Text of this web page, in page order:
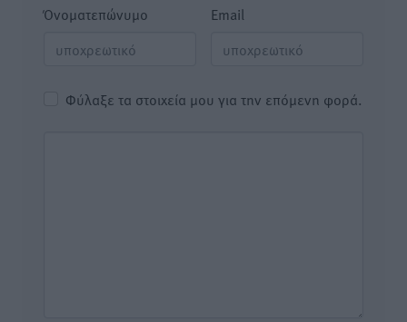
Όνοματεπώνυμο Email
Φύλαξε τα στοιχεία μου για την επόμενη φορά.